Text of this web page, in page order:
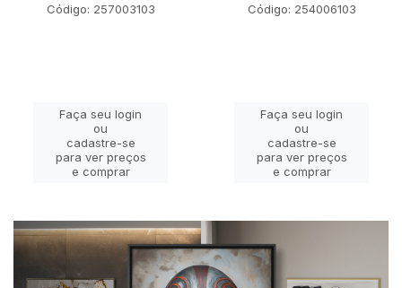
Código: 257003103
Faça seu login
ou
cadastre-se
para ver preços
e comprar
Código: 254006103
Faça seu login
ou
cadastre-se
para ver preços
e comprar